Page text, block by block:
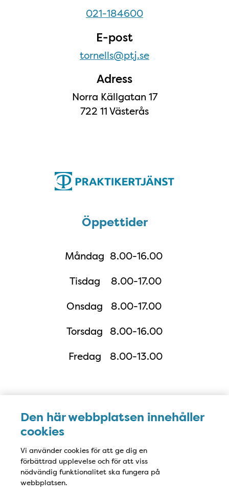
Den här webbplatsen innehåller
cookies
Vi använder cookies för att ge dig en
förbättrad upplevelse och för att viss
nödvändig funktionalitet ska fungera på
webbplatsen.
021-184600
E-post
tornells@ptj.se
Adress
Norra Källgatan 17
722 11 Västerås
Öppettider
Måndag 8.00-16.00
Tisdag
8.00-17.00
Onsdag
8.00-17.00
Torsdag
8.00-16.00
Fredag
8.00-13.00
Karta